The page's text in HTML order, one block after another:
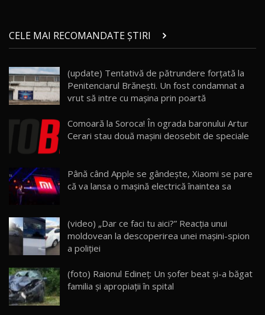
21
AutoBlog.MD
16:59
22
Noua Mazda 6e / Test Drive AutoBlog.MD
26:59
Lynk & Co 01 / Test Drive AutoBlog.MD
25:19
24
Van Electric Testat în Moldova / AutoBlog.MD
26:38
25
mai Exclusiv și Puternic Defender Testat în
Moldova
32:21
26
AutoBlog.MD
10:57
CELE MAI RECOMANDATE ȘTIRI
(update) Tentativă de pătrundere forțată la
Penitenciarul Brănești. Un fost condamnat a
vrut să intre cu mașina prin poartă
Comoară la Soroca! În ograda baronului Artur
Cerari stau două mașini deosebit de speciale
Până când Apple se gândeşte, Xiaomi se pare
că va lansa o maşină electrică înaintea sa
(video) „Dar ce faci tu aici?” Reacția unui
moldovean la descoperirea unei mașini-spion
a poliției
(foto) Raionul Edineţ: Un şofer beat şi-a băgat
familia şi apropiații în spital